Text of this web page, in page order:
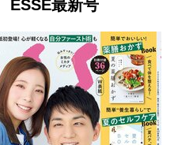
ESSE最新号